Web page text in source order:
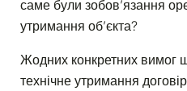
саме були зобов’язання
утримання об’єкта?
Жодних конкретних вимог
технічне утримання